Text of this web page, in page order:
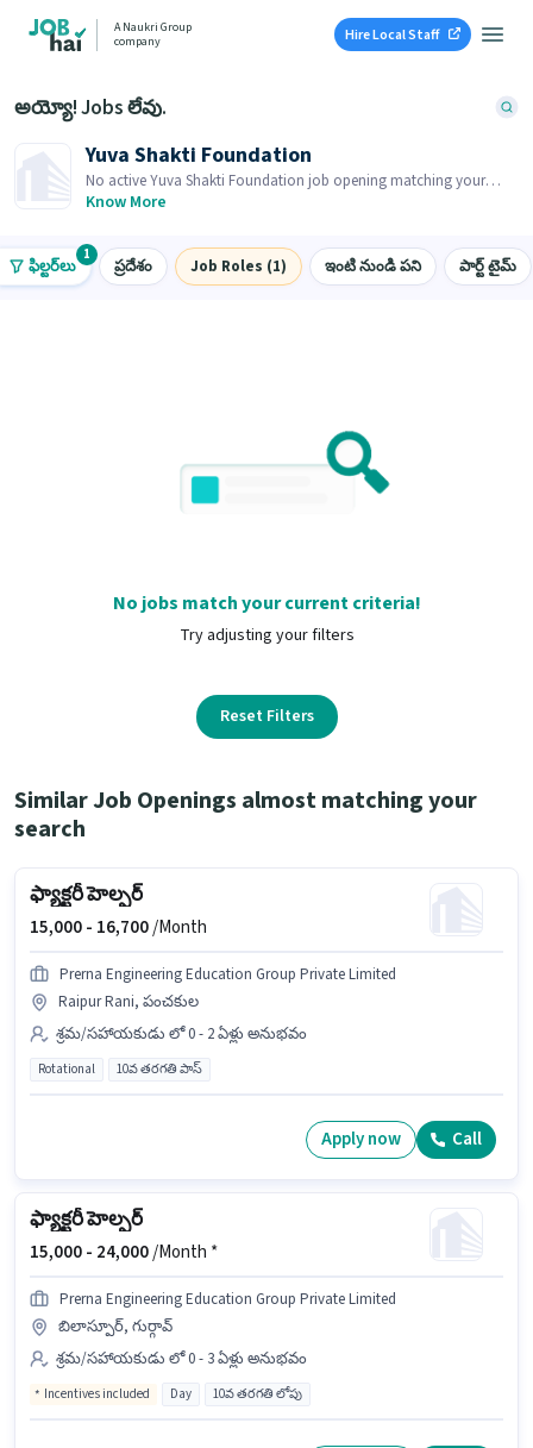
A Naukri Group
company
Hire Local Staff
అయ్యో! Jobs లేవు.
Yuva Shakti Foundation
No active Yuva Shakti Foundation job opening matching your
search. Browse similar job openings below.
Know More
ఫిల్టర్‌లు
1
ప్రదేశం Job Roles (1) ఇంటి నుండి పని పార్ట్ టైమ్
No jobs match your current criteria!
Try adjusting your filters
Reset Filters
Similar Job Openings almost matching your
search
ఫ్యాక్టరీ హెల్పర్
15,000 - 16,700/Month
Prerna Engineering Education Group Private Limited
Raipur Rani, పంచకుల
శ్రమ/సహాయకుడు లో 0 - 2 ఏళ్లు అనుభవం
Rotational 10వ తరగతి పాస్
Apply now Call
ఫ్యాక్టరీ హెల్పర్
15,000 - 24,000/Month *
Prerna Engineering Education Group Private Limited
బిలాస్పూర్, గుర్గావ్
శ్రమ/సహాయకుడు లో 0 - 3 ఏళ్లు అనుభవం
Incentives included Day 10వ తరగతి లోపు